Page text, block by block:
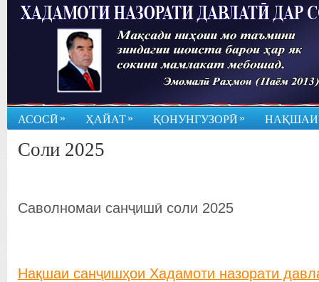
АСОСӢ » ҲАЙАТ» ҚОНУНГУЗОРӢ »
Соли 2025
Саволномаи санҷишӣ соли 2025
Нақшаи санҷишҳои Хадамоти назорати